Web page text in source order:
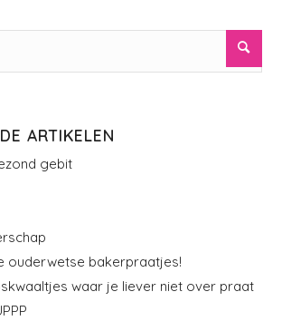
ARTIKELEN
gebit
ouderwetse bakerpraatjes!
waar je liever niet over praat